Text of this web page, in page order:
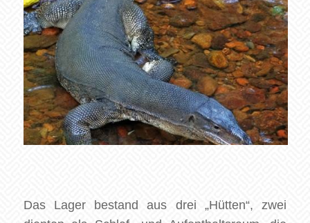
Das Lager bestand aus drei „Hütten“, zwei